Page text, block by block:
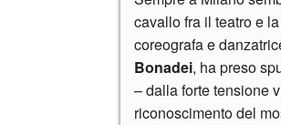
cavallo fra il teatro e
coreografa e
Bonadei, ha preso
– dalla forte tensione
riconoscimento del